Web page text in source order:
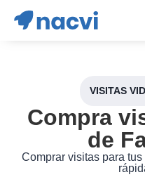
VISITAS
Compra
de
Comprar visitas para